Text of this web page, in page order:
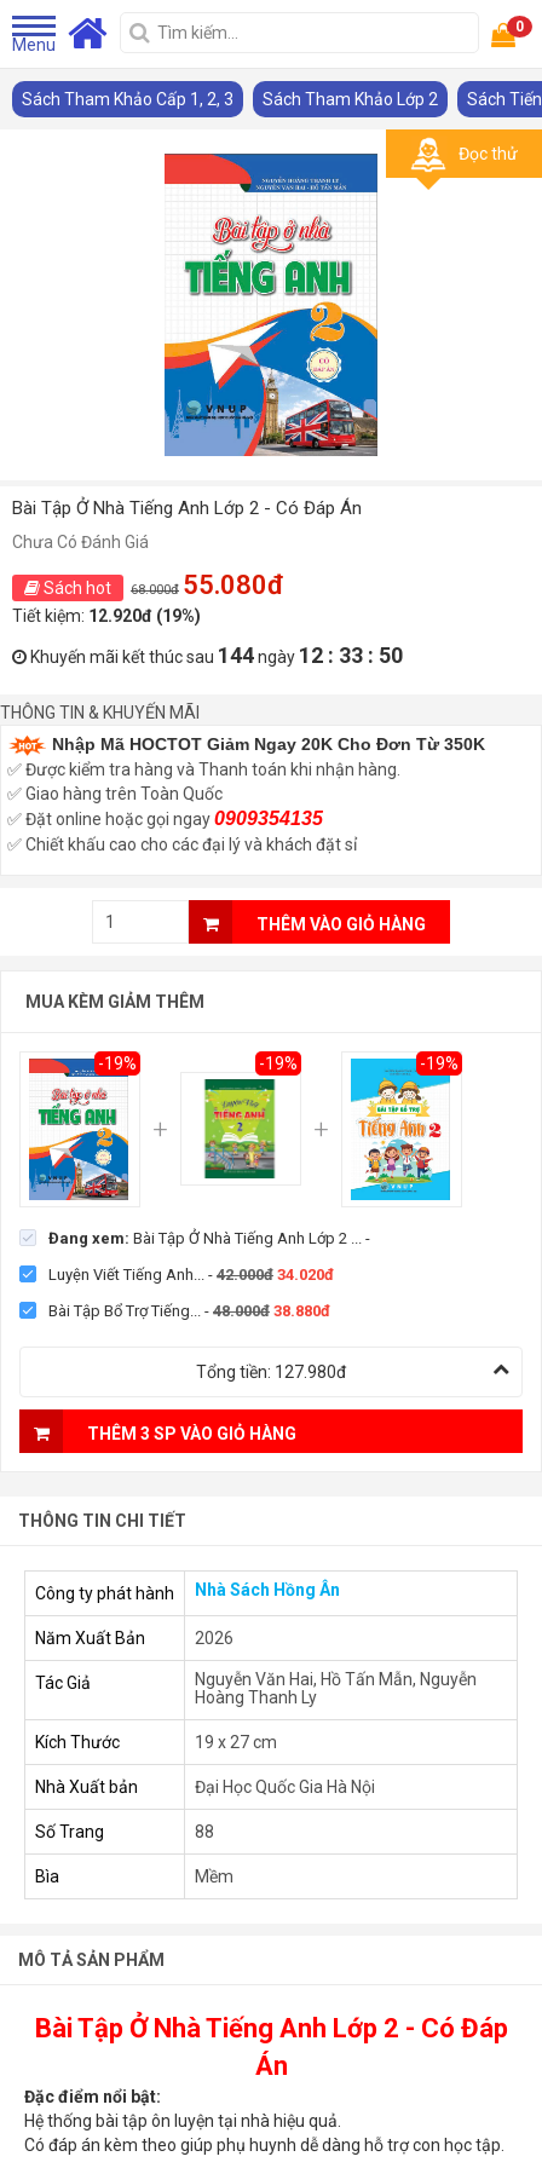
Menu
0
Sách Tham Khảo Cấp 1, 2, 3 Sách Tham Khảo Lớp 2 Sách
Đọc thử
Bài Tập Ở Nhà Tiếng Anh Lớp 2 - Có Đáp Án
Chưa Có Đánh Giá
Sách hot 68.000đ 55.080đ
Tiết kiệm: 12.920đ (19%)
Khuyến mãi kết thúc sau 144ngày 12 : 33 : 49
THÔNG TIN & KHUYẾN MÃI
Nhập Mã HOCTOT Giảm Ngay 20K Cho Đơn Từ 350K
✅ Được kiểm tra hàng và Thanh toán khi nhận hàng.
✅ Giao hàng trên Toàn Quốc
✅ Đặt online hoặc gọi ngay0909354135
✅ Chiết khấu cao cho các đại lý và khách đặt sỉ
THÊM VÀO GIỎ HÀNG
MUA KÈM GIẢM THÊM
-19% -19% -19%
Đang xem: Bài Tập Ở Nhà Tiếng Anh Lớp 2 ...
-
Luyện Viết Tiếng Anh...
- 42.000đ 34.020đ
Bài Tập Bổ Trợ Tiếng...
- 48.000đ 38.880đ
Tổng tiền: 127.980đ
THÊM 3 SP VÀO GIỎ HÀNG
THÔNG TIN CHI TIẾT
Công ty phát hành Nhà Sách Hồng Ân
Năm Xuất Bản 2026
Tác Giả
Nguyễn Văn Hai, Hồ Tấn Mẫn, Nguyễn
Hoàng Thanh Ly
Kích Thước 19 x 27 cm
Nhà Xuất bản Đại Học Quốc Gia Hà Nội
Số Trang 88
Bìa Mềm
MÔ TẢ SẢN PHẨM
Bài Tập Ở Nhà Tiếng Anh Lớp 2 - Có Đáp
Án
Đặc điểm nổi bật:
Hệ thống bài tập ôn luyện tại nhà hiệu quả.
Có đáp án kèm theo giúp phụ huynh dễ dàng hỗ trợ con học tập.